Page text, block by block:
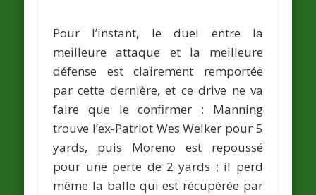
Pour l’instant, le duel entre la
meilleure attaque et la meilleure
défense est clairement remportée
par cette dernière, et ce drive ne va
faire que le confirmer : Manning
trouve l’ex-Patriot Wes Welker pour 5
yards, puis Moreno est repoussé
pour une perte de 2 yards ; il perd
même la balle qui est récupérée par